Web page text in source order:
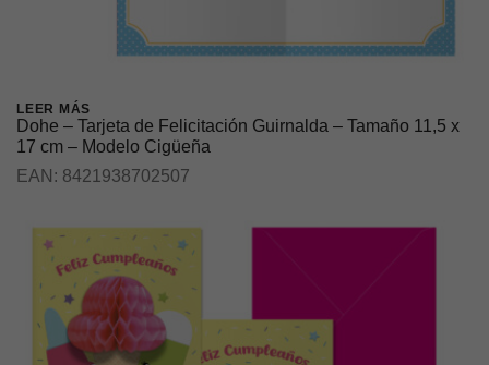
LEER MÁS
Dohe – Tarjeta de Felicitación Guirnalda – Tamaño 11,5 x
17 cm – Modelo Cigüeña
EAN: 8421938702507